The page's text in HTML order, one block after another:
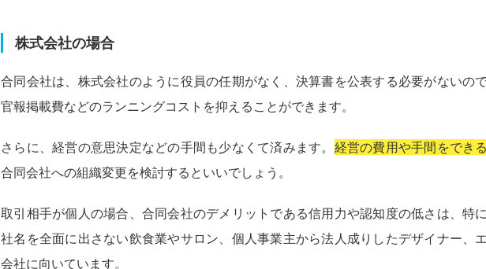
株式会社の場合
合同会社は、株式会社のように役員の任期がなく、決算書を公表する必要がないの
官報掲載費などのランニングコストを抑えることができます。
さらに、経営の意思決定などの手間も少なくて済みます。 経営の費用や手間をでき
合同会社への組織変更を検討するといいでしょう。
取引相手が個人の場合、合同会社のデメリットである信用力や認知度の低さは、特
社名を全面に出さない飲食業やサロン、個人事業主から法人成りしたデザイナー、
会社に向いています。